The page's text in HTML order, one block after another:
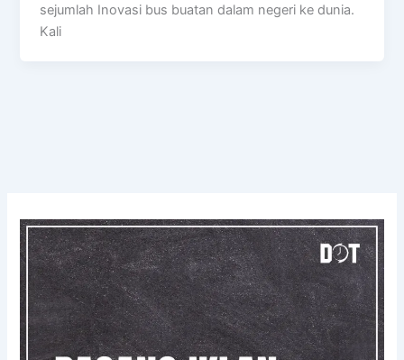
sejumlah Inovasi bus buatan dalam negeri ke dunia.
Kali